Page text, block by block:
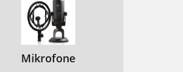
Mikrofone